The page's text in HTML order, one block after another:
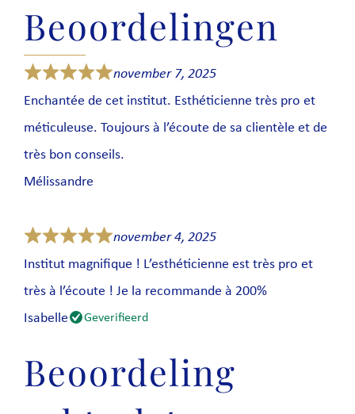
Beoordelingen
november 7, 2025
Enchantée de cet institut. Esthéticienne très pro et
méticuleuse. Toujours à l’écoute de sa clientèle et de
très bon conseils.
Mélissandre
november 4, 2025
Institut magnifique ! L’esthéticienne est très pro et
très à l’écoute ! Je la recommande à 200%
Isabelle
Geverifieerd
Beoordeling